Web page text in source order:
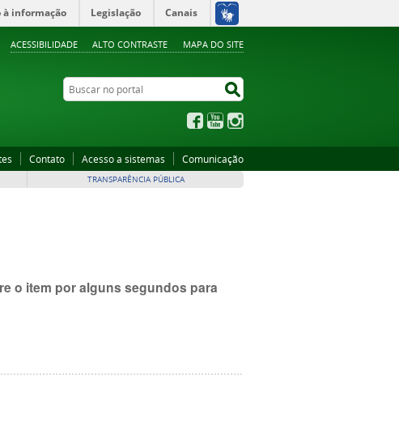
ACESSIBILIDADE ALTO CONTRASTE MAPA DO SITE
à informação Legislação Canais
Buscar no portal
FacebookYouTube
Contato Acesso a sistemas Comunicação
TRANSPARÊNCIA PÚBLICA
o item por alguns segundos para